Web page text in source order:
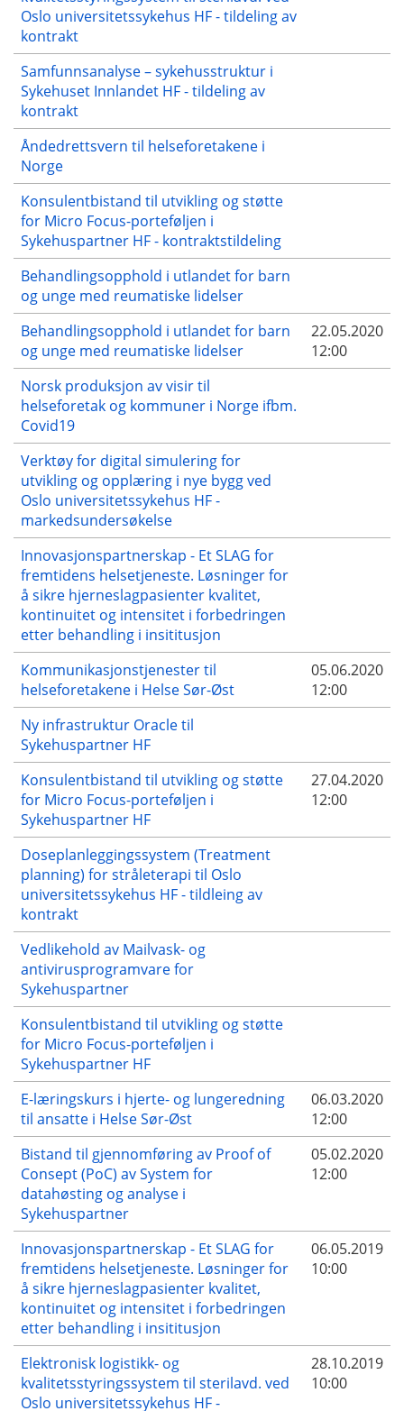
Oslo universitetssykehus HF - tildeling av
kontrakt
Samfunnsanalyse – sykehusstruktur i
Sykehuset Innlandet HF - tildeling av
kontrakt
Åndedrettsvern til helseforetakene i
Norge
Konsulentbistand til utvikling og støtte
for Micro Focus-porteføljen i
Sykehuspartner HF - kontraktstildeling
Behandlingsopphold i utlandet for barn
og unge med reumatiske lidelser
Behandlingsopphold i utlandet for barn
og unge med reumatiske lidelser
22.05.2020
12:00
Norsk produksjon av visir til
helseforetak og kommuner i Norge ifbm.
Covid19
Verktøy for digital simulering for
utvikling og opplæring i nye bygg ved
Oslo universitetssykehus HF -
markedsundersøkelse
Innovasjonspartnerskap - Et SLAG for
fremtidens helsetjeneste. Løsninger for
å sikre hjerneslagpasienter kvalitet,
kontinuitet og intensitet i forbedringen
etter behandling i insititusjon
Kommunikasjonstjenester til
helseforetakene i Helse Sør-Øst
05.06.2020
12:00
Ny infrastruktur Oracle til
Sykehuspartner HF
Konsulentbistand til utvikling og støtte
for Micro Focus-porteføljen i
Sykehuspartner HF
27.04.2020
12:00
Doseplanleggingssystem (Treatment
planning) for stråleterapi til Oslo
universitetssykehus HF - tildleing av
kontrakt
Vedlikehold av Mailvask- og
antivirusprogramvare for
Sykehuspartner
Konsulentbistand til utvikling og støtte
for Micro Focus-porteføljen i
Sykehuspartner HF
E-læringskurs i hjerte- og lungeredning
til ansatte i Helse Sør-Øst
06.03.2020
12:00
Bistand til gjennomføring av Proof of
Consept (PoC) av System for
datahøsting og analyse i
Sykehuspartner
05.02.2020
12:00
Innovasjonspartnerskap - Et SLAG for
fremtidens helsetjeneste. Løsninger for
å sikre hjerneslagpasienter kvalitet,
kontinuitet og intensitet i forbedringen
etter behandling i insititusjon
06.05.2019
10:00
Elektronisk logistikk- og
kvalitetsstyringssystem til sterilavd. ved
Oslo universitetssykehus HF -
28.10.2019
10:00